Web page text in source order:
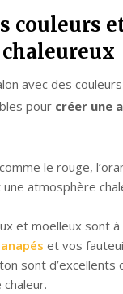
couleurs
avec des
pour créer une
le rouge,
atmosphère
et moelleux sont
et vos
sont d’excellents